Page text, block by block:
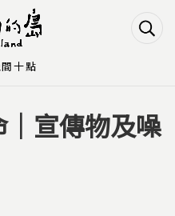
content
宣傳物及噪
十點